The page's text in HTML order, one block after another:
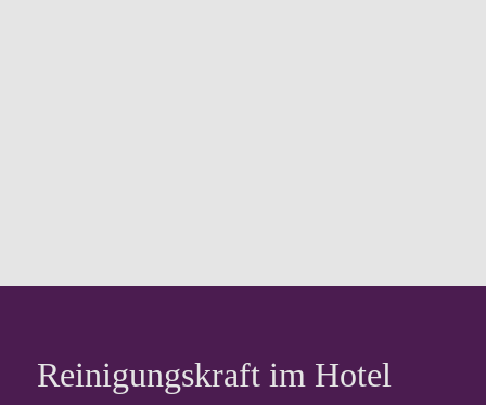
Reinigungskraft im Hotel